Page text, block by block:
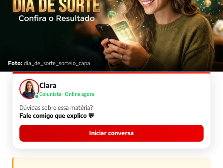
Foto: dia_de_sorte_sorteio_capa
Clara
Colunista · Online agora
Dúvidas sobre essa matéria?
Fale comigo que explico 💬
Iniciar conversa